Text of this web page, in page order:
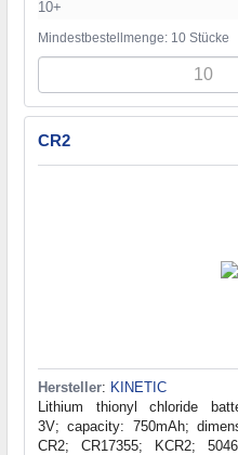
10+
Mindestbestellmenge: 10 Stücke
CR2
Hersteller: KINETIC
Lithium thionyl chloride
3V; capacity: 750mAh;
CR2; CR17355; KCR2;